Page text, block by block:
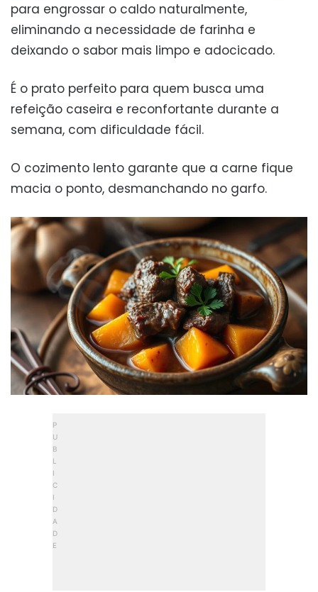
para engrossar o caldo naturalmente,
eliminando a necessidade de farinha e
deixando o sabor mais limpo e adocicado.
É o prato perfeito para quem busca uma
refeição caseira e reconfortante durante a
semana, com dificuldade fácil.
O cozimento lento garante que a carne fique
macia o ponto, desmanchando no garfo.